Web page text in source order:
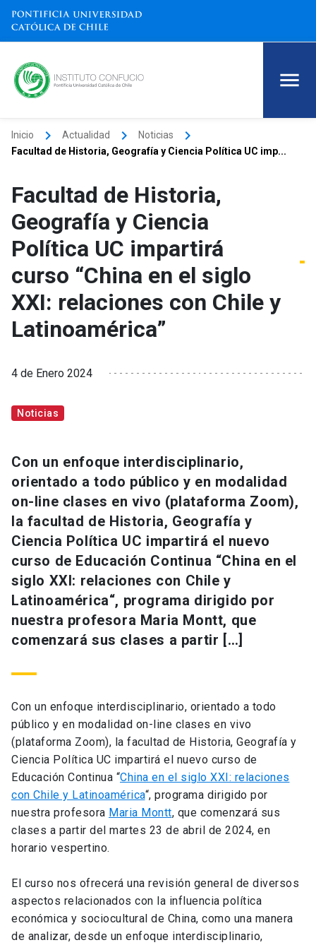
Inicio keyboard_arrow_right Actualidad keyboard_arrow_right Noticias keyboard_arrow_right
Facultad de Historia, Geografía y Ciencia Política UC imp...
Facultad de Historia,
Geografía y Ciencia
Política UC impartirá
curso “China en el siglo
XXI: relaciones con Chile y
Latinoamérica”
4 de Enero 2024
Noticias
Con un enfoque interdisciplinario,
orientado a todo público y en modalidad
on-line clases en vivo (plataforma Zoom),
la facultad de Historia, Geografía y
Ciencia Política UC impartirá el nuevo
curso de Educación Continua “China en el
siglo XXI: relaciones con Chile y
Latinoamérica“, programa dirigido por
nuestra profesora Maria Montt, que
comenzará sus clases a partir […]
Con un enfoque interdisciplinario, orientado a todo
público y en modalidad on-line clases en vivo
(plataforma Zoom), la facultad de Historia, Geografía y
Ciencia Política UC impartirá el nuevo curso de
Educación Continua “China en el siglo XXI: relaciones
con Chile y Latinoamérica“, programa dirigido por
nuestra profesora Maria Montt, que comenzará sus
clases a partir del martes 23 de abril de 2024, en
horario vespertino.
El curso nos ofrecerá una revisión general de diversos
aspectos relacionados con la influencia política
económica y sociocultural de China, como una manera
de analizar, desde un enfoque interdisciplinario,